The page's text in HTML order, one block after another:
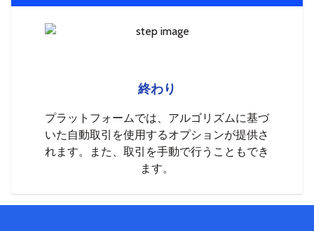
終わり
プラットフォームでは、アルゴリズムに基づ
いた自動取引を使用するオプションが提供さ
れます。また、取引を手動で行うこともでき
ます。